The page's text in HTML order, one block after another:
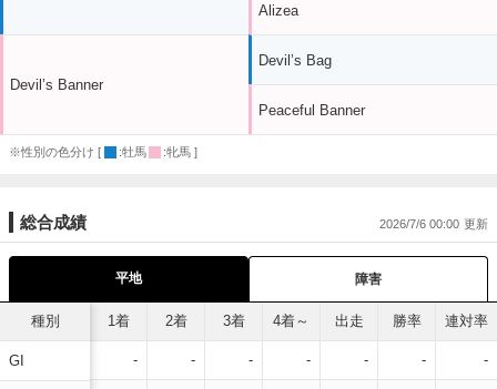
Devil’s Banner
Alizea
Devil’s Bag
Peaceful Banner
※性別の色分け [ :牡馬 :牝馬 ]
総合成績 2026/7/6 00:00
平地 障害
種別
GI
1着 2着 3着 4着～ 出走 勝率 連対率
- - - - - - -